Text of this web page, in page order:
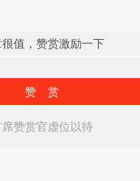
值，赞赏激励一下
赞 赏
赞赏官虚位以待